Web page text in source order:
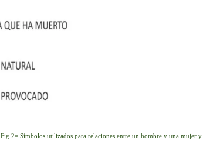
Fig.2= Símbolos utilizados para relaciones entre un hombre y una mujer